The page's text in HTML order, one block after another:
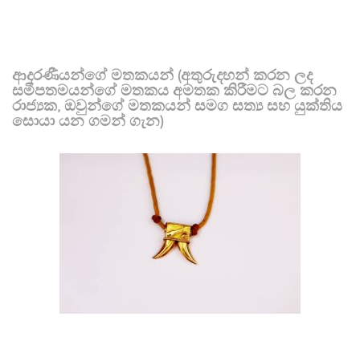
ආදරණීයන්ගේ මතකයන් (අතුරුදහන් කරන ලද
සමීපතමයන්ගේ මතකය අමතක කිරීමට බල කරන
රාජ්‍යක, ඔවුන්ගේ මතකයන් සමග සත්‍ය සහ යුක්තිය
සොයා යන ගමන් ගැන)